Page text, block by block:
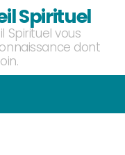
Spirituel
Spirituel vous
dont